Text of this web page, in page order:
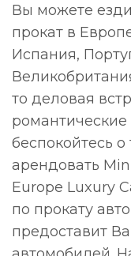
Вы можете
прокат в
Испания,
то деловая
беспокойтесь
арендовать
Europe Luxury
по прокату
предоставит